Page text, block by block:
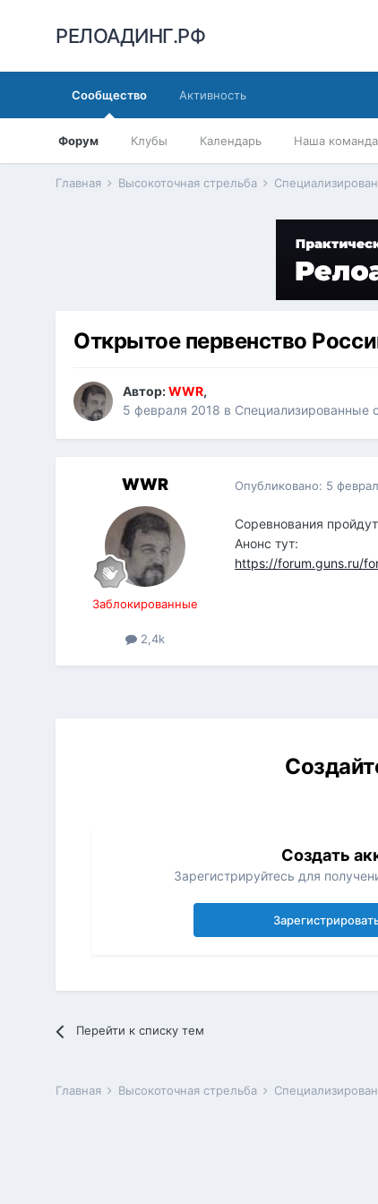
РЕЛОАДИНГ.РФ
Сообщество
Форум Клубы Календарь Наша команда
Активность
Главная Высокоточная стрельба
Открытое первенство
Автор:WWR,
5 февраля 2018 в Специализированные
WWR
Заблокированные
2,4k
Опубликовано: 5
Соревнования
Анонс тут:
https://forum.guns.ru/
Создать
Зарегистрируйтесь для
Перейти к списку тем
Главная Высокоточная стрельба